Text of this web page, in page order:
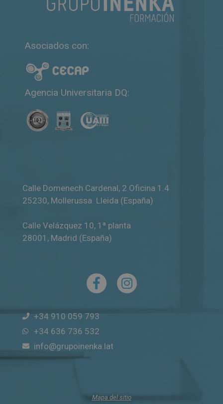
Asociados con:
Agencia Universitaria DQ:
Calle Domenech Cardenal, 2 Oficina 1.4
25230, Mollerussa. Lleida (España)
Calle Velázquez 10, 1ª planta
28001 , Madrid (España)
+34 910 059 793
+34 636 736 532
info@grupoinenka.lat
Mapa del sitio